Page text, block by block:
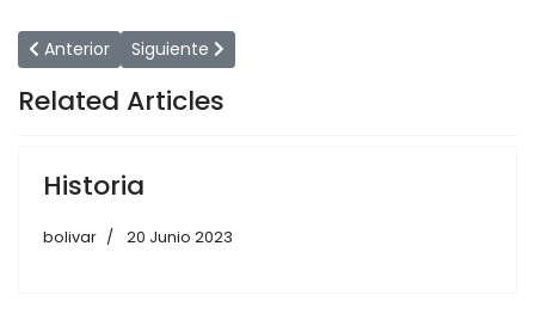
Artículo anterior: Convenios
Anterior Artículo siguiente: Resoluciones Administrativas
Siguiente
Related Articles
Historia
bolivar 20 Junio 2023